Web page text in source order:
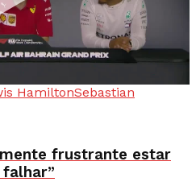
HamiltonSebastian
frustrante estar